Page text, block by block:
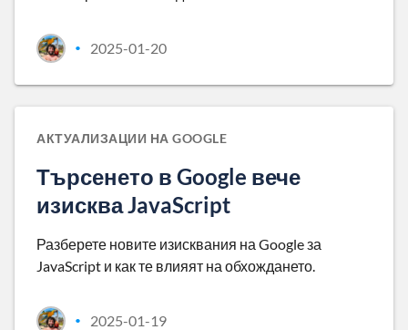
• 2025-01-20
АКТУАЛИЗАЦИИ НА GOOGLE
Търсенето в Google вече
изисква JavaScript
Разберете новите изисквания на Google за
JavaScript и как те влияят на обхождането.
• 2025-01-19